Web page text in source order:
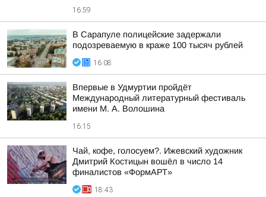
16:59
В Сарапуле полицейские задержали
подозреваемую в краже 100 тысяч рублей
16:08
Впервые в Удмуртии пройдёт
Международный литературный фестиваль
имени М. А. Волошина
16:15
Чай, кофе, голосуем?. Ижевский художник
Дмитрий Костицын вошёл в число 14
финалистов «ФормАРТ»
18:43